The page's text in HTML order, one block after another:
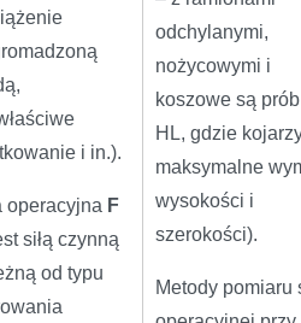
i in.).
operacyjna F
siłą czynną
od typu
odchylanymi,
nożycowymi i
koszowe są
HL, gdzie
maksymalne
wysokości i
szerokości).
Metody pomiaru